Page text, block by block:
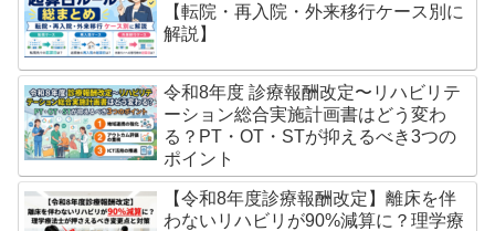
【転院・再入院・外来移行ケース別に
解説】
令和8年度 診療報酬改定〜リハビリテ
ーション総合実施計画書はどう変わ
る？PT・OT・STが抑えるべき3つの
ポイント
【令和8年度診療報酬改定】離床を伴
わないリハビリが90%減算に？理学療